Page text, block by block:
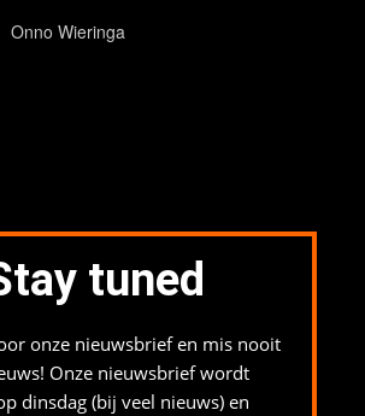
Onno Wieringa
tuned
onze nieuwsbrief en mis nooit
Onze nieuwsbrief wordt
dinsdag (bij veel nieuws) en